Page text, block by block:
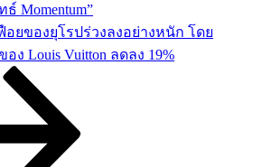
Momentum”
ยของยุโรปร่วงลงอย่างหนัก โดย
ง Louis Vuitton ลดลง 19%